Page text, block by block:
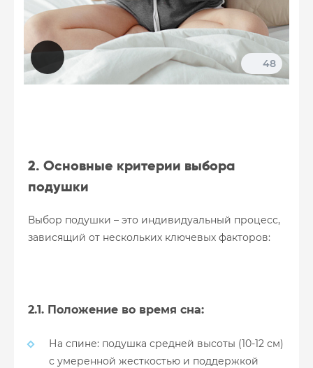
48
2. Основные критерии выбора
подушки
Выбор подушки – это индивидуальный процесс,
зависящий от нескольких ключевых факторов:
2.1. Положение во время сна:
На спине: подушка средней высоты (10-12 см)
с умеренной жесткостью и поддержкой